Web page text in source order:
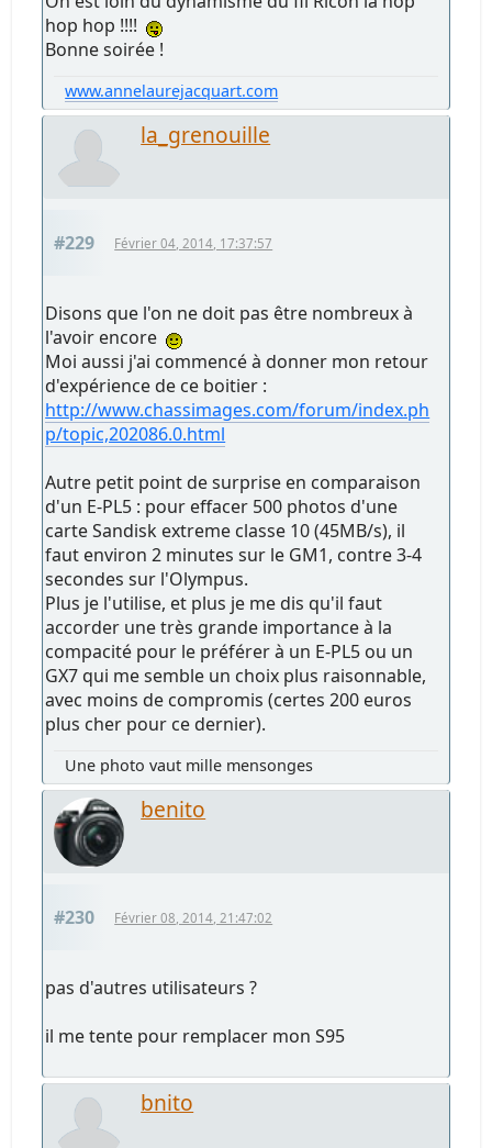
hop hop !!!!
Bonne soirée !
www.annelaurejacquart.com
la_grenouille
#229 Février 04, 2014, 17:37:57
Disons que l'on ne doit pas être nombreux à
l'avoir encore
Moi aussi j'ai commencé à donner mon retour
d'expérience de ce boitier :
http://www.chassimages.com/forum/index.ph
p/topic,202086.0.html
Autre petit point de surprise en comparaison
d'un E-PL5 : pour effacer 500 photos d'une
carte Sandisk extreme classe 10 (45MB/s), il
faut environ 2 minutes sur le GM1, contre 3-4
secondes sur l'Olympus.
Plus je l'utilise, et plus je me dis qu'il faut
accorder une très grande importance à la
compacité pour le préférer à un E-PL5 ou un
GX7 qui me semble un choix plus raisonnable,
avec moins de compromis (certes 200 euros
plus cher pour ce dernier).
Une photo vaut mille mensonges
benito
#230 Février 08, 2014, 21:47:02
pas d'autres utilisateurs ?
il me tente pour remplacer mon S95
bnito